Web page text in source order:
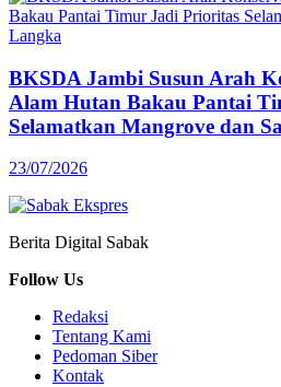
BKSDA Jambi Susun Arah
Alam Hutan Bakau Pantai
Selamatkan Mangrove dan
23/07/2026
Berita Digital Sabak
Follow Us
Redaksi
Tentang Kami
Pedoman Siber
Kontak